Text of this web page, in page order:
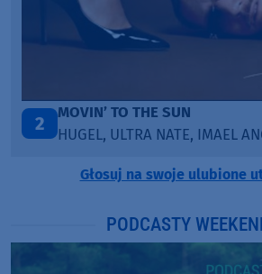
TO THE SUN
ULTRA NATE, IMAEL ANGEL
Głosuj na swoje ulubione
PODCASTY